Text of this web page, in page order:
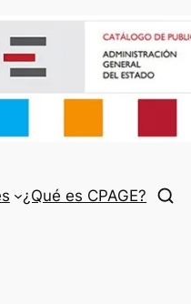
¿Qué es CPAGE?